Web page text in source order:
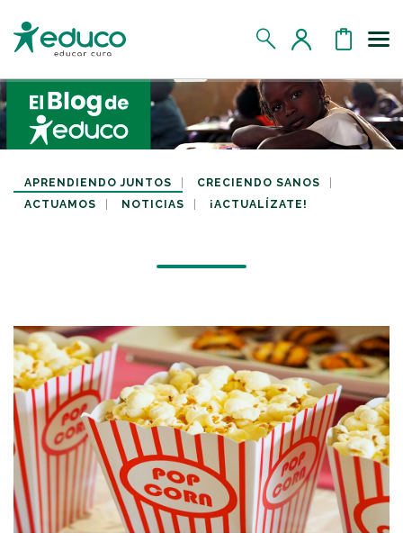
MIS DATOS
MIS APADRINADOS
MIS RETOS SOLIDARIOS
CERRAR SESIÓN
APRENDIENDO JUNTOS
CRECIENDO SANOS
ACTUAMOS
NOTICIAS ¡ACTUALÍZATE!